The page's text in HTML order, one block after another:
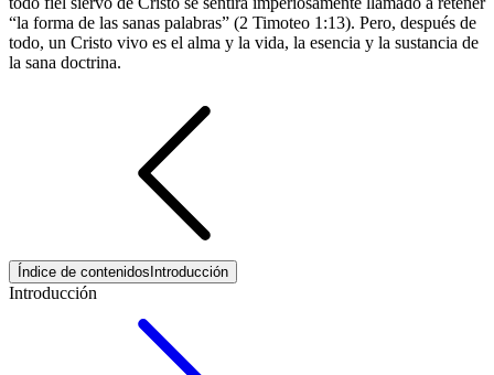
“la forma de las sanas palabras” (2 Timoteo 1:13). Pero, después de
todo, un Cristo vivo es el alma y la vida, la esencia y la sustancia de
la sana doctrina.
Índice de contenidos Introducción
Introducción